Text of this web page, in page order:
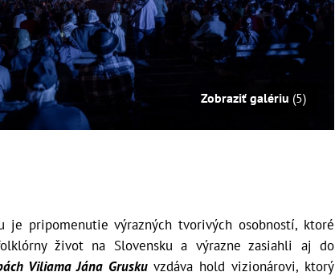
Zobraziť galériu (5)
je pripomenutie výrazných tvorivých osobností, ktoré
život na Slovensku a výrazne zasiahli aj do
Viliama Jána Gruskuvzdáva hold vizionárovi, ktorý